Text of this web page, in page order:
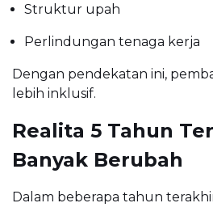
Struktur upah
Perlindungan tenaga kerja
Dengan pendekatan ini,
lebih inklusif.
Realita 5 Tahun
Banyak Berubah
Dalam beberapa tahun